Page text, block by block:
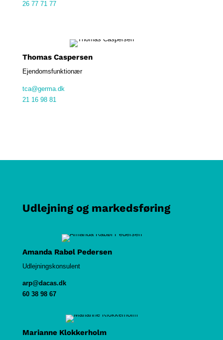
26 77 71 77
Thomas Caspersen
Ejendomsfunktionær
tca@germa.dk
21 16 98 81
Udlejning og markedsføring
Amanda Rabøl Pedersen
Udlejningskonsulent
arp@dacas.dk
60 38 98 67
Marianne Klokkerholm